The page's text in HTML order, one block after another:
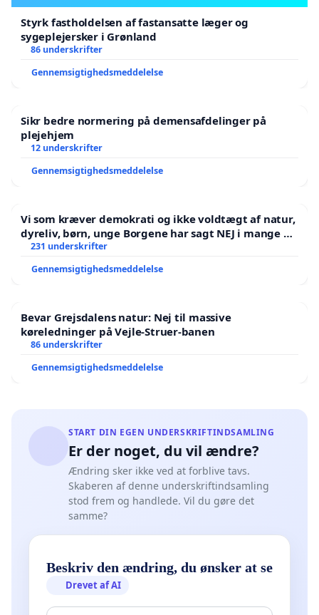
Styrk fastholdelsen af fastansatte læger og
sygeplejersker i Grønland
86 underskrifter
Gennemsigtighedsmeddelelse
Sikr bedre normering på demensafdelinger på
plejehjem
12 underskrifter
Gennemsigtighedsmeddelelse
Vi som kræver demokrati og ikke voldtægt af natur,
dyreliv, børn, unge Borgene har sagt NEJ i mange år.
Der er
231 underskrifter
Gennemsigtighedsmeddelelse
Bevar Grejsdalens natur: Nej til massive
køreledninger på Vejle-Struer-banen
86 underskrifter
Gennemsigtighedsmeddelelse
START DIN EGEN UNDERSKRIFTINDSAMLING
Er der noget, du vil ændre?
Ændring sker ikke ved at forblive tavs.
Skaberen af denne underskriftindsamling
stod frem og handlede. Vil du gøre det
samme?
Beskriv den ændring, du ønsker at se
Drevet af AI